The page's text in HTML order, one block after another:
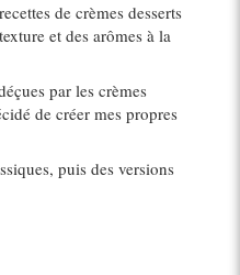
de crèmes desserts
et des arômes à la
par les crèmes
de créer mes propres
puis des versions